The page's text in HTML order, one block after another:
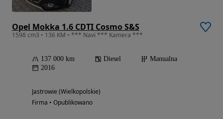
Opel Mokka 1.6 CDTI Cosmo S&S
1598 cm3 • 136 KM • *** Navi *** Kamera ***
137 000 km Diesel
Manualna
2016
Jastrowie (Wielkopolskie)
Firma • Opublikowano